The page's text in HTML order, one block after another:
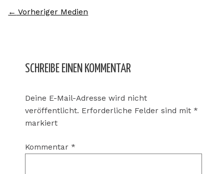
← Vorheriger Medien
SCHREIBE EINEN KOMMENTAR
Deine E-Mail-Adresse wird nicht
veröffentlicht. Erforderliche Felder sind mit *
markiert
Kommentar *